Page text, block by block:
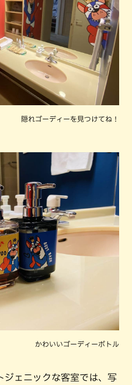
隠れゴーディーを見つけてね！
かわいいゴーディーボトル
ジェニックな客室では、写